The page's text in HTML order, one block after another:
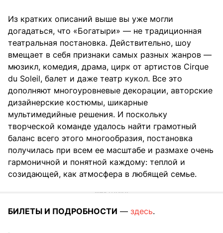
Из кратких описаний выше вы уже могли
догадаться, что «Богатыри» — не традиционная
театральная постановка. Действительно, шоу
вмещает в себя признаки самых разных жанров —
мюзикл, комедия, драма, цирк от артистов Cirque
du Soleil, балет и даже театр кукол. Все это
дополняют многоуровневые декорации, авторские
дизайнерские костюмы, шикарные
мультимедийные решения. И поскольку
творческой команде удалось найти грамотный
баланс всего этого многообразия, постановка
получилась при всем ее масштабе и размахе очень
гармоничной и понятной каждому: теплой и
созидающей, как атмосфера в любящей семье.
БИЛЕТЫ И ПОДРОБНОСТИ — здесь.